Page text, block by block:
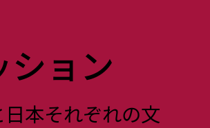
ション
本それぞれの文